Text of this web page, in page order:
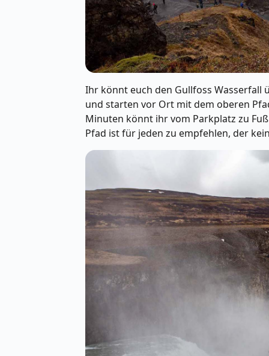
Ihr könnt euch den Gullfoss Wasserfall
und starten vor Ort mit dem oberen
Minuten könnt ihr vom Parkplatz zu
Pfad ist für jeden zu empfehlen, der